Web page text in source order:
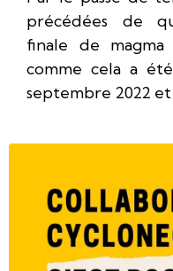
précédées de
finale de magma
comme cela a
septembre 2022